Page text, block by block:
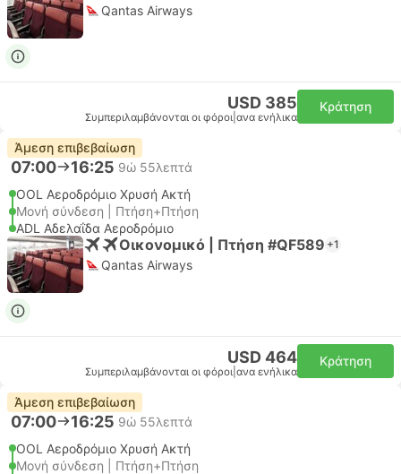
Qantas Airways
USD 385
Συμπεριλαμβάνονται οι φόροι ανα ενήλικα
Κράτηση
Άμεση επιβεβαίωση
07:00 16:25 9ώ 55λεπτά
OOL Αεροδρόμιο Χρυσή Ακτή
Μονή σύνδεση | Πτήση+Πτήση
ADL Αδελαΐδα Αεροδρόμιο
Οικονομικό | Πτήση #QF589 +1
Qantas Airways
USD 464
Συμπεριλαμβάνονται οι φόροι ανα ενήλικα
Κράτηση
Άμεση επιβεβαίωση
07:00 16:25 9ώ 55λεπτά
OOL Αεροδρόμιο Χρυσή Ακτή
Μονή σύνδεση | Πτήση+Πτήση